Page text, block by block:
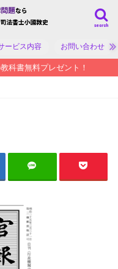
search
ービス内容 お問い合わせ
科書無料プレゼント！